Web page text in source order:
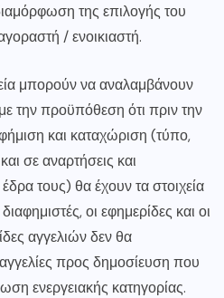
της επιλογής του
/ ενοικιαστή.
μπορούν να αναλαμβάνουν
την προϋπόθεση ότι πριν την
και καταχώριση (τύπο,
σε αναρτήσεις και
τους) θα έχουν τα στοιχεία
οι εφημερίδες και οι
αγγελιών δεν θα
προς δημοσίευση που
ενεργειακής κατηγορίας.